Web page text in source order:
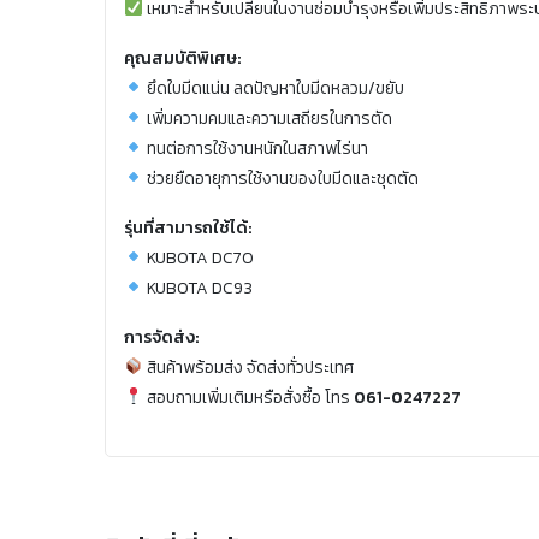
เหมาะสำหรับเปลี่ยนในงานซ่อมบำรุงหรือเพิ่มประสิทธิภาพร
คุณสมบัติพิเศษ:
ยึดใบมีดแน่น ลดปัญหาใบมีดหลวม/ขยับ
เพิ่มความคมและความเสถียรในการตัด
ทนต่อการใช้งานหนักในสภาพไร่นา
ช่วยยืดอายุการใช้งานของใบมีดและชุดตัด
รุ่นที่สามารถใช้ได้:
KUBOTA DC70
KUBOTA DC93
การจัดส่ง:
สินค้าพร้อมส่ง จัดส่งทั่วประเทศ
สอบถามเพิ่มเติมหรือสั่งซื้อ โทร 061-0247227